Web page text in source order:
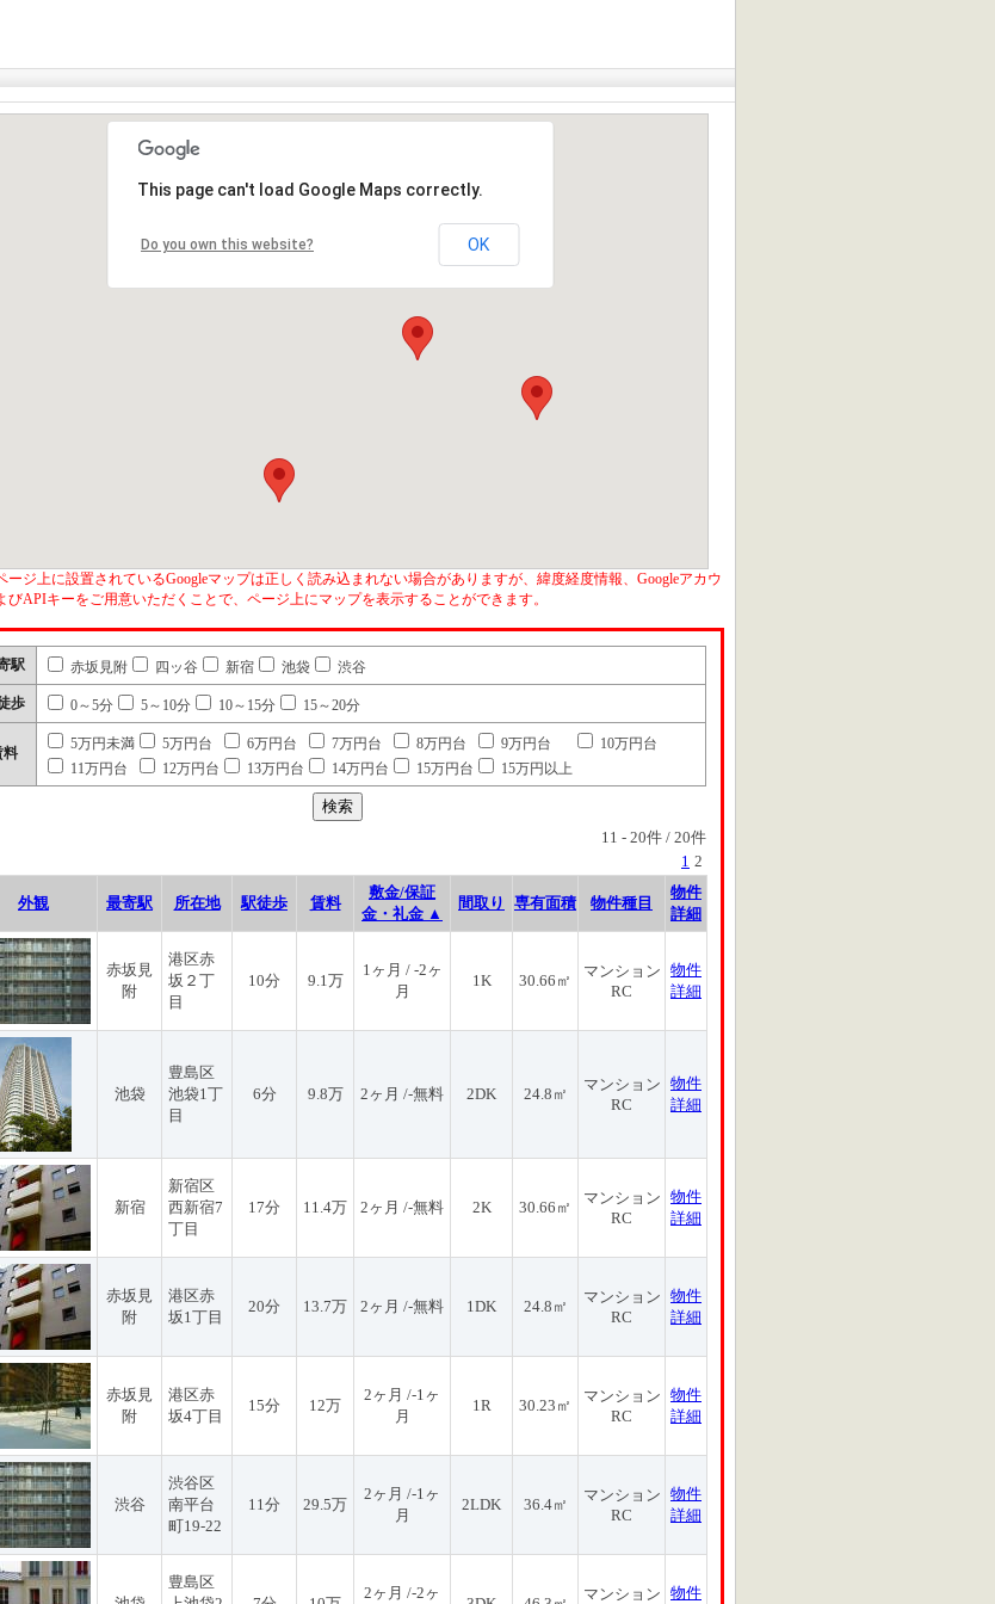
This page can't load Google Maps correctly.
Do you own this website? OK
ージ上に設置されているGoogleマップは正しく読み込まれない場合がありますが、緯度経度情報、Googleアカウ
びAPIキーをご用意いただくことで、ページ上にマップを表示することができます。
駅 赤坂見附 四ッ谷 新宿 池袋 渋谷
歩 0～5分 5～10分 10～15分 15～20分
料
5万円未満 5万円台 6万円台 7万円台 8万円台 9万円台
10万円台
11万円台
12万円台 13万円台 14万円台 15万円台 15万円以上
11 - 20件 / 20件
1 2
外観 最寄駅 所在地 駅徒歩 賃料
敷金/保証
金・礼金 ▲
間取り 専有面積 物件種目
物件
詳細
赤坂見
附
港区赤
坂２丁
目
10分 9.1万
1ヶ月 / -2ヶ
月
1K 30.66㎡
マンション
RC
物件
詳細
池袋
豊島区
池袋1丁
目
6分 9.8万 2ヶ月 /-無料 2DK 24.8㎡
マンション
RC
物件
詳細
新宿
新宿区
西新宿7
丁目
17分 11.4万 2ヶ月 /-無料 2K 30.66㎡
マンション
RC
物件
詳細
赤坂見
附
港区赤
坂1丁目
20分 13.7万 2ヶ月 /-無料 1DK 24.8㎡
マンション
RC
物件
詳細
赤坂見
附
港区赤
坂4丁目
15分 12万
2ヶ月 /-1ヶ
月
1R 30.23㎡
マンション
RC
物件
詳細
渋谷
渋谷区
南平台
町19-22
11分 29.5万
2ヶ月 /-1ヶ
月
2LDK 36.4㎡
マンション
RC
物件
詳細
豊島区
2ヶ月 /-2ヶ マンション 物件